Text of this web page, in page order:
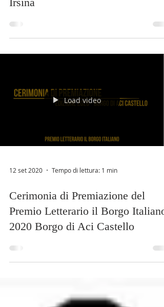
Irsina
12 set 2020 Tempo di lettura: 1 min
Cerimonia di Premiazione del
Premio Letterario il Borgo Italiano
2020 Borgo di Aci Castello